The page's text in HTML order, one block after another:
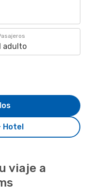
adulto
Hotel
viaje a